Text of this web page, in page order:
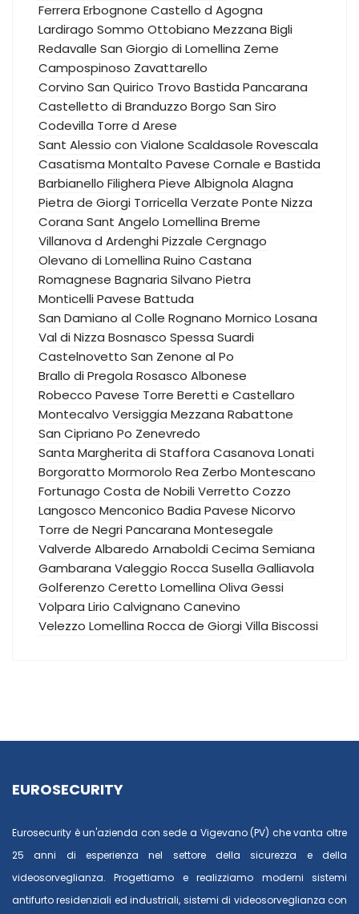
Ferrera Erbognone Castello d Agogna
Lardirago Sommo Ottobiano Mezzana Bigli
Redavalle San Giorgio di Lomellina Zeme
Campospinoso Zavattarello
Corvino San Quirico Trovo Bastida Pancarana
Castelletto di Branduzzo Borgo San Siro
Codevilla Torre d Arese
Sant Alessio con Vialone Scaldasole Rovescala
Casatisma Montalto Pavese Cornale e Bastida
Barbianello Filighera Pieve Albignola Alagna
Pietra de Giorgi Torricella Verzate Ponte Nizza
Corana Sant Angelo Lomellina Breme
Villanova d ArdenghiPizzale Cergnago
Olevano di Lomellina Ruino Castana
Romagnese Bagnaria Silvano Pietra
Monticelli Pavese Battuda
San Damiano al Colle Rognano Mornico Losana
Val di Nizza Bosnasco Spessa Suardi
Castelnovetto San Zenone al Po
Brallo di Pregola Rosasco Albonese
Robecco Pavese Torre Beretti e Castellaro
Montecalvo Versiggia Mezzana Rabattone
San Cipriano Po Zenevredo
Santa Margherita di Staffora Casanova Lonati
Borgoratto Mormorolo Rea Zerbo Montescano
Fortunago Costa de NobiliVerretto Cozzo
Langosco Menconico Badia Pavese Nicorvo
Torre de NegriPancarana Montesegale
Valverde Albaredo ArnaboldiCecima Semiana
Gambarana Valeggio Rocca Susella Galliavola
Golferenzo Ceretto Lomellina Oliva Gessi
Volpara Lirio Calvignano Canevino
Velezzo Lomellina Rocca de GiorgiVilla Biscossi
EUROSECURITY
Eurosecurity è un'azienda con sede a Vigevano (PV) che vanta oltre
25 anni di esperienza nel settore della sicurezza e della
videosorveglianza. Progettiamo e realizziamo moderni sistemi
antifurto residenziali ed industriali, sistemi di videosorveglianza con